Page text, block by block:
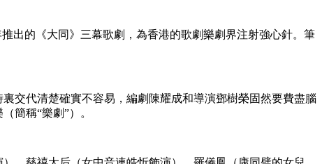
出的《大同》三幕歌劇，為香港的歌劇樂劇界注射強心針。筆
交代清楚確實不容易，編劇陳耀成和導演鄧樹榮固然要費盡腦
簡稱“樂劇”）。